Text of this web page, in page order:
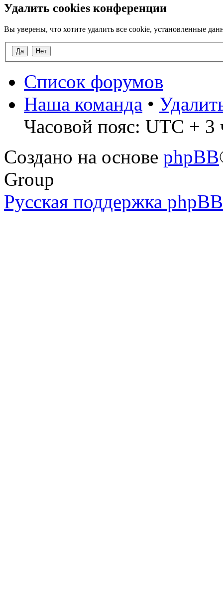
Удалить cookies конференции
Вы уверены, что хотите удалить все cookie, установленные
Список форумов
Наша команда •
Часовой пояс: UTC + 3
Создано на основе phpBB
Group
Русская поддержка phpBB